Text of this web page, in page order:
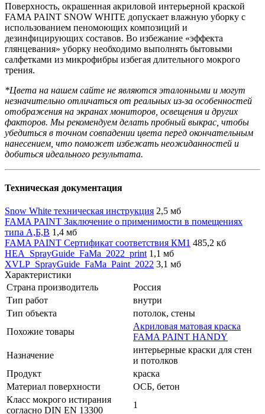
Поверхность, окрашенная акриловой интерьерной краской
FAMA PAINT SNOW WHITE допускает влажную уборку с
использованием пеномоющих композиций и
дезинфицирующих составов. Во избежание «эффекта
глянцевания» уборку необходимо выполнять бытовыми
салфетками из микрофибры избегая длительного мокрого
трения.
*Цвета на нашем сайте не являются эталонными и могут
незначительно отличаться от реальных из-за особенностей
отображения на экранах мониторов, освещения и других
факторов. Мы рекомендуем делать пробный выкрас, чтобы
убедиться в точном совпадении цвета перед окончательным
нанесением, что поможет избежать неожиданностей и
добиться идеального результата.
Техническая документация
Snow White техническая инструкция 2,5 мб
FAMA PAINT Заключение о применимости в помещениях
типа А,Б,В 1,4 мб
FAMA PAINT Сертификат соответствия КМ1 485,2 кб
HEA_SprayGuide_FaMa_2022_print 1,1 мб
XVLP_SprayGuide_FaMa_Paint_2022 3,1 мб
Характеристики
Страна производитель
Россия
Тип работ
внутри
Тип объекта
потолок, стены
Похожие товары
Акриловая матовая краска
FAMA PAINT HANDY
Назначение
интерьерные краски для стен
и потолков
Продукт
краска
Материал поверхности
ОСБ, бетон
Класс мокрого истирания
согласно DIN EN 13300
1